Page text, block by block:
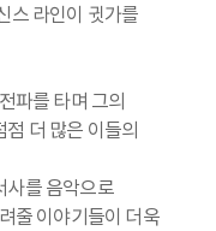
스 라인이 귓가를
파를 타며 그의
더 많은 이들의
사를 음악으로
줄 이야기들이 더욱